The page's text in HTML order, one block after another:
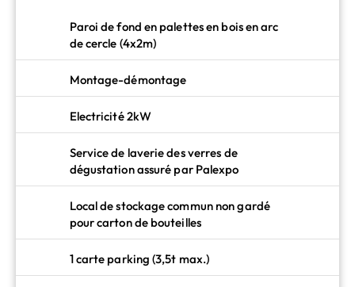
Paroi de fond en palettes en bois en arc
de cercle (4x2m)
Montage-démontage
Electricité 2kW
Service de laverie des verres de
dégustation assuré par Palexpo
Local de stockage commun non gardé
pour carton de bouteilles
1 carte parking (3,5t max.)